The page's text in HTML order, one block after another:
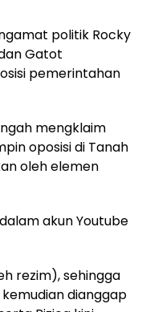
politik Rocky
Gatot
pemerintahan
mengklaim
oposisi di Tanah
oleh elemen
akun Youtube
rezim), sehingga
dianggap